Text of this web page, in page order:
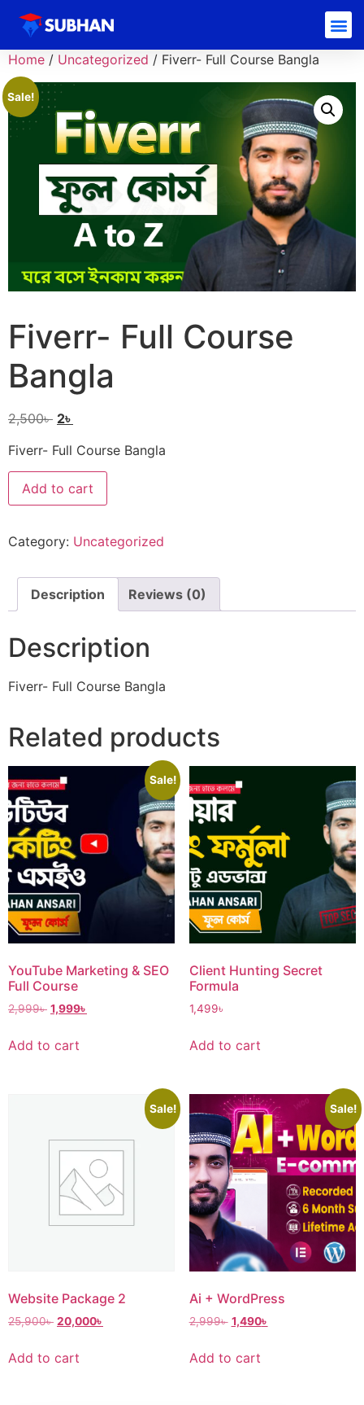
Home / Uncategorized / Fiverr- Full Course Bangla
Sale!
Fiverr- Full Course
Bangla
2,500৳ 2৳
Fiverr- Full Course Bangla
Add to cart
Category: Uncategorized
Description Reviews (0)
Description
Fiverr- Full Course Bangla
Related products
Sale!
YouTube Marketing & SEO
Full Course
2,999৳ 1,999৳
Add to cart
Client Hunting Secret
Formula
1,499৳
Add to cart
Sale!
Website Package 2
25,900৳ 20,000৳
Add to cart
Sale!
Ai + WordPress
2,999৳ 1,490৳
Add to cart